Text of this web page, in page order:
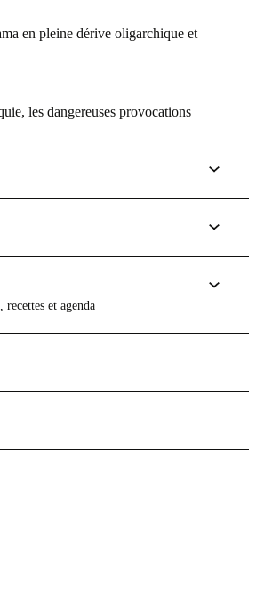
en pleine dérive oligarchique et
les dangereuses provocations
et agenda